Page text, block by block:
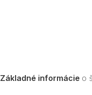
Základné informácie o